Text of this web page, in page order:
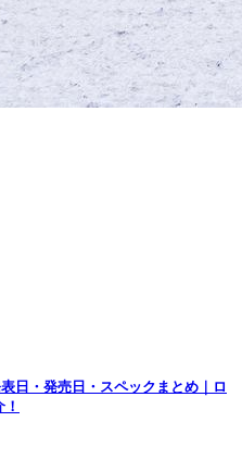
日・発売日・スペックまとめ｜ロ